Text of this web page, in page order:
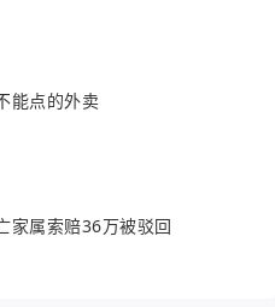
能点的外卖
家属索赔36万被驳回